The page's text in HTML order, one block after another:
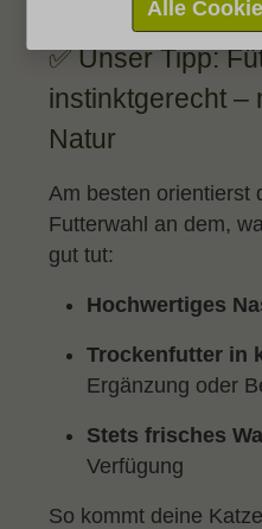
✅ Unser Tipp:
instinktgerecht –
Natur
Am besten orientierst
Futterwahl an dem,
gut tut:
Hochwertiges
Trockenfutter in
Ergänzung oder
Stets frisches
Verfügung
So kommt deine
Alle